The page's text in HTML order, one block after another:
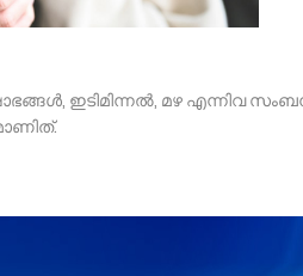
ഇടിമിന്നൽ, മഴ എന്നിവ